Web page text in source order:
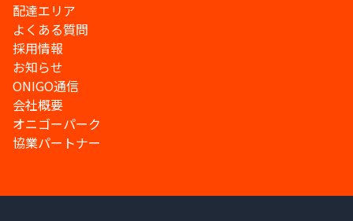
配達エリア
よくある質問
採用情報
お知らせ
ONIGO通信
会社概要
オニゴーパーク
協業パートナー